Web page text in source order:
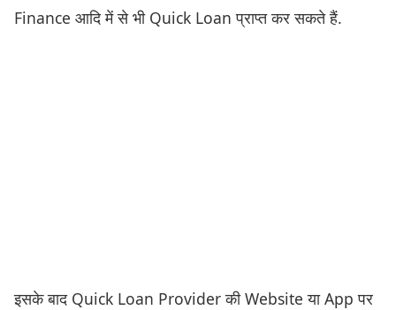
Finance आदि में से भी Quick Loan प्राप्त कर सकते हैं.
इसके बाद Quick Loan Provider की Website या App पर